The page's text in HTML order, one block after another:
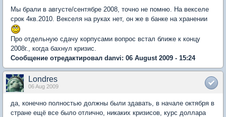
Мы брали в августе/сентябре 2008, точно не помню. На векселе
срок 4кв.2010. Векселя на руках нет, он же в банке на хранении
Про отдельную сдачу корпусами вопрос встал ближе к концу
2008г., когда бахнул кризис.
Сообщение отредактировал danvi: 06 August 2009 - 15:24
Londres
06 Aug 2009
да, конечно полностью должны были здавать, в начале октября в
стране ещё все было отлично, никаких кризисов, курс доллара